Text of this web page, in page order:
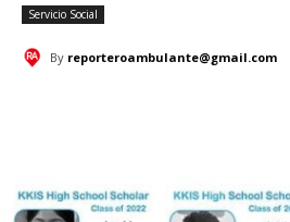
Servicio Social
By reporteroambulante@gmail.com